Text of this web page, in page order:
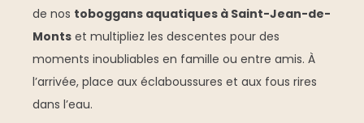
de nos toboggans aquatiques à Saint-Jean-de-
Monts et multipliez les descentes pour des
moments inoubliables en famille ou entre amis. À
l’arrivée, place aux éclaboussures et aux fous rires
dans l’eau.